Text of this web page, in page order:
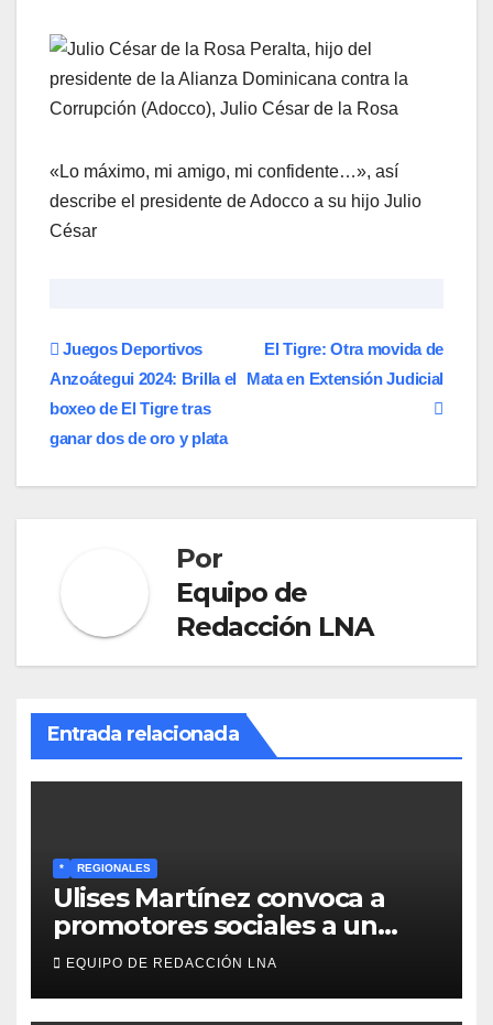
«Lo máximo, mi amigo, mi confidente…», así
describe el presidente de Adocco a su hijo Julio
César
Navegación
de
entradas
El Tigre: Otra movida de
Mata en Extensión Judicial
Juegos Deportivos
Anzoátegui 2024: Brilla el
boxeo de El Tigre tras
ganar dos de oro y plata
Por
Equipo de
Redacción LNA
Entrada relacionada
* REGIONALES
Ulises Martínez convoca a
promotores sociales a un
encuentro estratégico este
lunes en Barcelona en contra
de los apagones y malos
EQUIPO DE REDACCIÓN LNA